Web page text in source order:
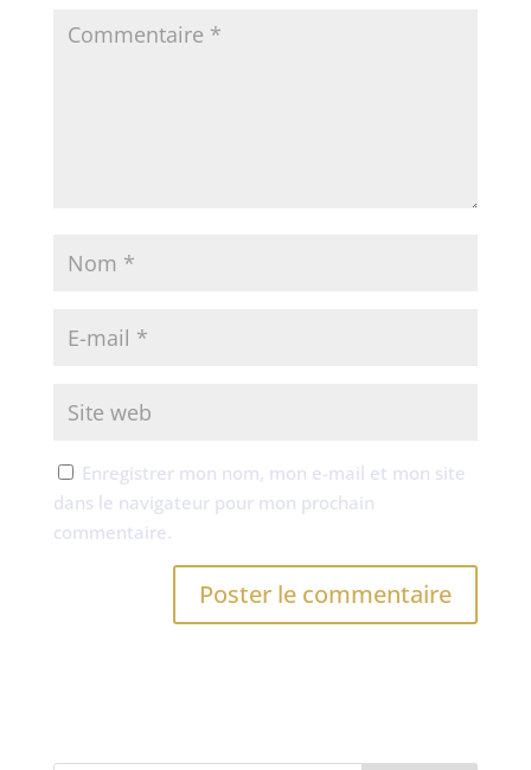
Enregistrer mon nom, mon e-mail et mon site
dans le navigateur pour mon prochain
commentaire.
r